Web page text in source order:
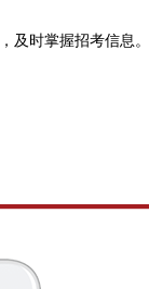
， 及时掌握招考信息。